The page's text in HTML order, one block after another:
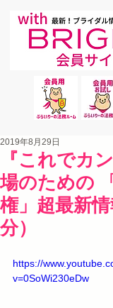
『これでカ
場のための
権」超最新
分）
2019年8月29日
https://
v=0SoWi230eDw